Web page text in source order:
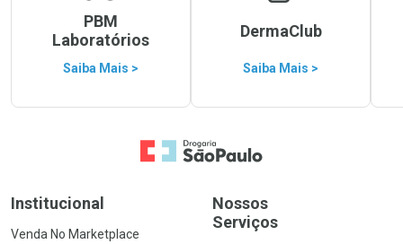
PBM
Laboratórios
Saiba Mais >
DermaClub
Saiba Mais >
Ir para a Home
Institucional
Venda No Marketplace
Nossos
Serviços